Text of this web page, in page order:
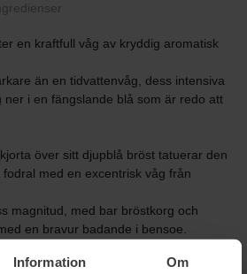
Information Om
en kraftfull våg av kryddig aromatisk
än en tidvattenvåg, dess intensiva
ner i en fängslande blå som är redo att
över sitt djupblå bröst tatuerar den
med en excentrisk våg från
magnitud, med bar bröstkorg och
en bravur badande i bensoe.